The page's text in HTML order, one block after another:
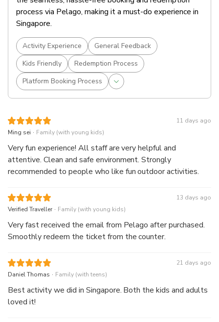
process via Pelago, making it a must-do experience in
Singapore.
Activity Experience
General Feedback
Kids Friendly
Redemption Process
Platform Booking Process
11 days ago
Ming sei . Family (with young kids)
Very fun experience! All staff are very helpful and
attentive. Clean and safe environment. Strongly
recommended to people who like fun outdoor activities.
13 days ago
Verified Traveller . Family (with young kids)
Very fast received the email from Pelago after purchased.
Smoothly redeem the ticket from the counter.
21 days ago
Daniel Thomas . Family (with teens)
Best activity we did in Singapore. Both the kids and adults
loved it!